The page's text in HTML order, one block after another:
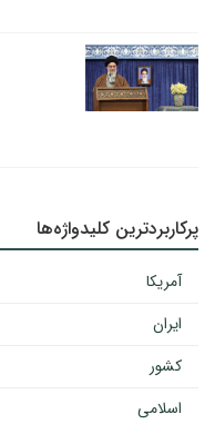
پرکاربردترین کلیدواژه‌ها
آمریکا
ایران
کشور
اسلامی